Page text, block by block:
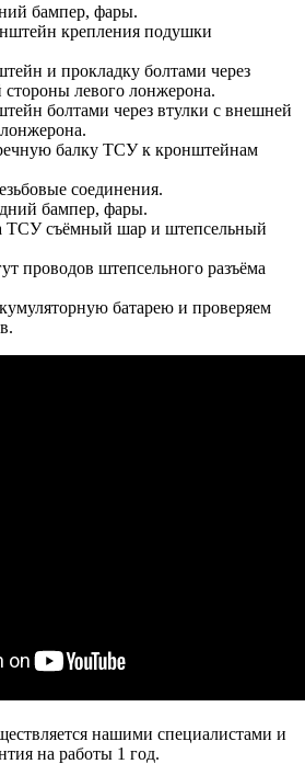
бампер, фары.
крепления подушки
и прокладку болтами через
левого лонжерона.
болтами через втулки с внешней
балку ТСУ к кронштейнам
соединения.
бампер, фары.
ТСУ съёмный шар и штепсельный
проводов штепсельного разъёма
батарею и проверяем
нашими специалистами и
на работы 1 год.